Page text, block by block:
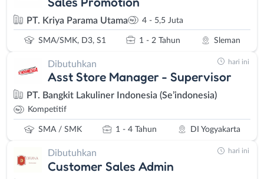
PT. Kriya Parama Utama 4 - 5,5 Juta
SMA/SMK, D3, S1 1 - 2 Tahun Sleman
Dibutuhkan
Asst Store Manager - Supervisor
PT. Bangkit Lakuliner Indonesia (Se’indonesia)
Kompetitif
SMA / SMK 1 - 4 Tahun DI Yogyakarta
hari ini
Dibutuhkan
Customer Sales Admin
hari ini